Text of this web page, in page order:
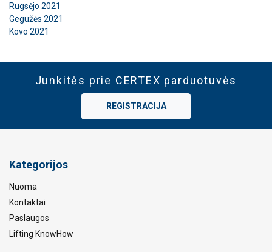
Rugsėjo 2021
Gegužės 2021
Kovo 2021
Junkitės prie CERTEX parduotuvės
REGISTRACIJA
Kategorijos
Nuoma
Kontaktai
Paslaugos
Lifting KnowHow